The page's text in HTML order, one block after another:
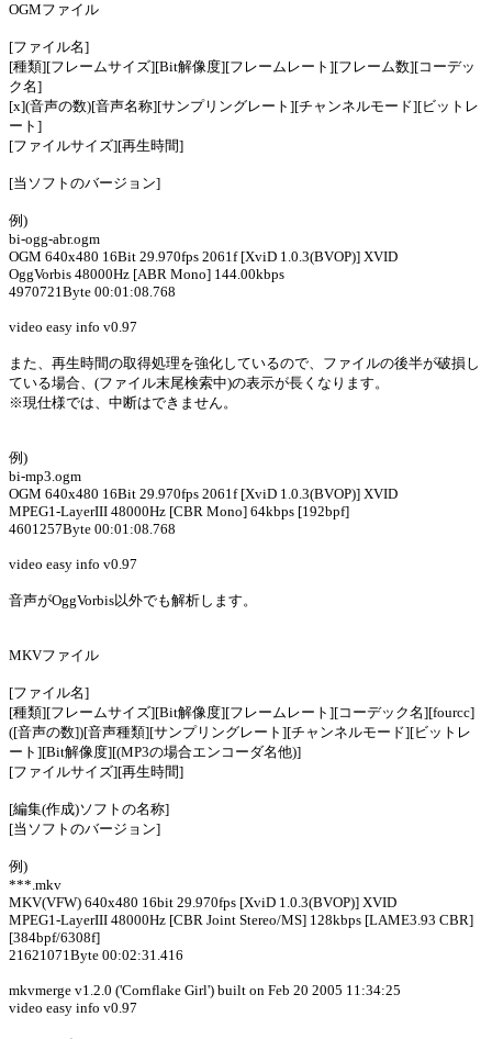
OGMファイル
[ファイル名]
[種類][フレームサイズ][Bit解像度][フレームレート][フレーム数][コーデッ
ク名]
[x](音声の数)[音声名称][サンプリングレート][チャンネルモード][ビットレ
ート]
[ファイルサイズ][再生時間]
[当ソフトのバージョン]
例)
bi-ogg-abr.ogm
OGM 640x480 16Bit 29.970fps 2061f [XviD 1.0.3(BVOP)] XVID
OggVorbis 48000Hz [ABR Mono] 144.00kbps
4970721Byte 00:01:08.768
video easy info v0.97
また、再生時間の取得処理を強化しているので、ファイルの後半が破損し
ている場合、(ファイル末尾検索中)の表示が長くなります。
※現仕様では、中断はできません。
例)
bi-mp3.ogm
OGM 640x480 16Bit 29.970fps 2061f [XviD 1.0.3(BVOP)] XVID
MPEG1-LayerIII 48000Hz [CBR Mono] 64kbps [192bpf]
4601257Byte 00:01:08.768
video easy info v0.97
音声がOggVorbis以外でも解析します。
MKVファイル
[ファイル名]
[種類][フレームサイズ][Bit解像度][フレームレート][コーデック名][fourcc]
([音声の数])[音声種類][サンプリングレート][チャンネルモード][ビットレ
ート][Bit解像度][(MP3の場合エンコーダ名他)]
[ファイルサイズ][再生時間]
[編集(作成)ソフトの名称]
[当ソフトのバージョン]
例)
***.mkv
MKV(VFW) 640x480 16bit 29.970fps [XviD 1.0.3(BVOP)] XVID
MPEG1-LayerIII 48000Hz [CBR Joint Stereo/MS] 128kbps [LAME3.93 CBR]
[384bpf/6308f]
21621071Byte 00:02:31.416
mkvmerge v1.2.0 ('Cornflake Girl') built on Feb 20 2005 11:34:25
video easy info v0.97